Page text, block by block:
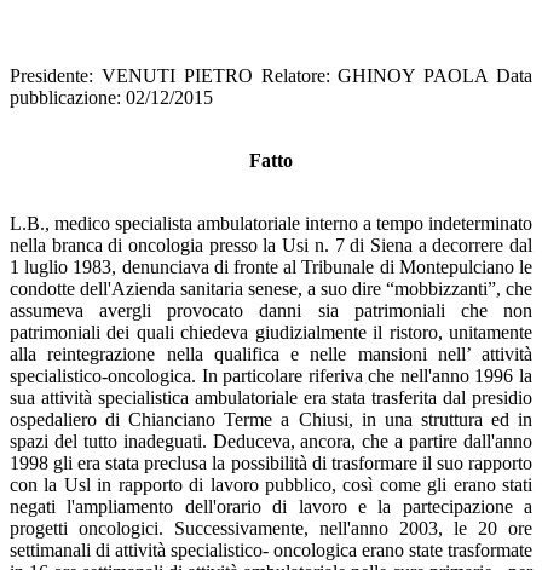
Presidente: VENUTI PIETRO Relatore: GHINOY PAOLA Data
pubblicazione: 02/12/2015
Fatto
L.B., medico specialista ambulatoriale interno a tempo indeterminato
nella branca di oncologia presso la Usi n. 7 di Siena a decorrere dal
1 luglio 1983, denunciava di fronte al Tribunale di Montepulciano le
condotte dell'Azienda sanitaria senese, a suo dire “mobbizzanti”, che
assumeva avergli provocato danni sia patrimoniali che non
patrimoniali dei quali chiedeva giudizialmente il ristoro, unitamente
alla reintegrazione nella qualifica e nelle mansioni nell’ attività
specialistico-oncologica. In particolare riferiva che nell'anno 1996 la
sua attività specialistica ambulatoriale era stata trasferita dal presidio
ospedaliero di Chianciano Terme a Chiusi, in una struttura ed in
spazi del tutto inadeguati. Deduceva, ancora, che a partire dall'anno
1998 gli era stata preclusa la possibilità di trasformare il suo rapporto
con la Usl in rapporto di lavoro pubblico, così come gli erano stati
negati l'ampliamento dell'orario di lavoro e la partecipazione a
progetti oncologici. Successivamente, nell'anno 2003, le 20 ore
settimanali di attività specialistico- oncologica erano state trasformate